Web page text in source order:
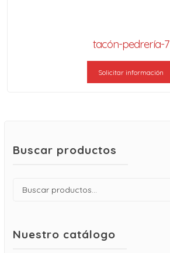
tacón-pedrería-7
Solicitar información
Buscar productos
Buscar
Nuestro catálogo